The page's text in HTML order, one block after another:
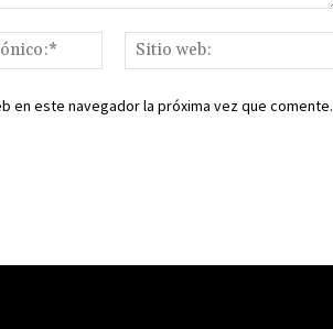
Correo
electrónico:*
en este navegador la próxima vez que comente.